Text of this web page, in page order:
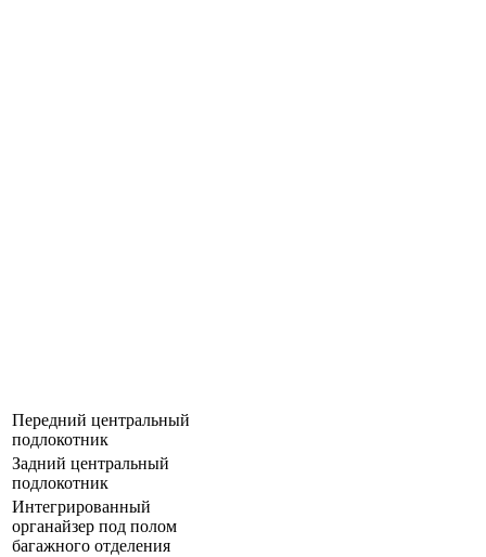
Передний центральный
подлокотник
Задний центральный
подлокотник
Интегрированный
органайзер под полом
багажного отделения